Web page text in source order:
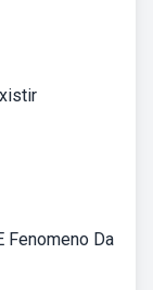
Fenomeno Da